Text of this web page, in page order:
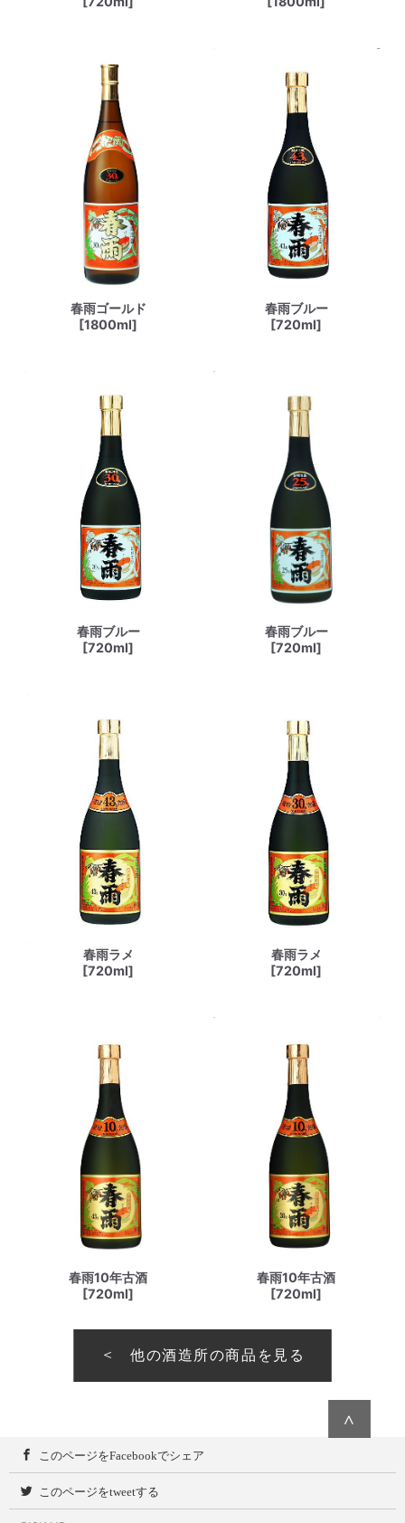
春雨ゴールド
[1800ml]
春雨ブルー
[720ml]
春雨ブルー
[720ml]
春雨ブルー
[720ml]
春雨ラメ
[720ml]
春雨ラメ
[720ml]
春雨10年古酒
[720ml]
春雨10年古酒
[720ml]
他の酒造所の商品を見る
∧
このページをFacebookでシェア
このページをtweetする